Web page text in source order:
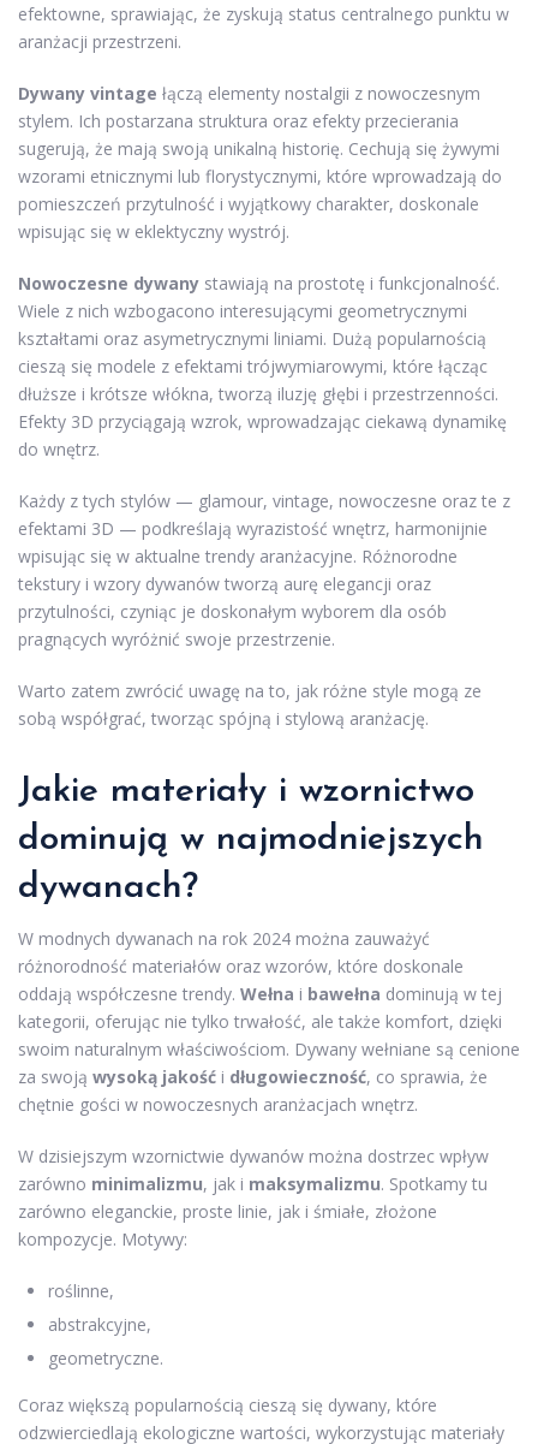
efektowne, sprawiając, że zyskują status centralnego punktu w
aranżacji przestrzeni.
Dywany vintage łączą elementy nostalgii z nowoczesnym
stylem. Ich postarzana struktura oraz efekty przecierania
sugerują, że mają swoją unikalną historię. Cechują się żywymi
wzorami etnicznymi lub florystycznymi, które wprowadzają do
pomieszczeń przytulność i wyjątkowy charakter, doskonale
wpisując się w eklektyczny wystrój.
Nowoczesne dywany stawiają na prostotę i funkcjonalność.
Wiele z nich wzbogacono interesującymi geometrycznymi
kształtami oraz asymetrycznymi liniami. Dużą popularnością
cieszą się modele z efektami trójwymiarowymi, które łącząc
dłuższe i krótsze włókna, tworzą iluzję głębi i przestrzenności.
Efekty 3D przyciągają wzrok, wprowadzając ciekawą dynamikę
do wnętrz.
Każdy z tych stylów — glamour, vintage, nowoczesne oraz te z
efektami 3D — podkreślają wyrazistość wnętrz, harmonijnie
wpisując się w aktualne trendy aranżacyjne. Różnorodne
tekstury i wzory dywanów tworzą aurę elegancji oraz
przytulności, czyniąc je doskonałym wyborem dla osób
pragnących wyróżnić swoje przestrzenie.
Warto zatem zwrócić uwagę na to, jak różne style mogą ze
sobą współgrać, tworząc spójną i stylową aranżację.
Jakie materiały i wzornictwo
dominują w najmodniejszych
dywanach?
W modnych dywanach na rok 2024 można zauważyć
różnorodność materiałów oraz wzorów, które doskonale
oddają współczesne trendy. Wełna i bawełna dominują w tej
kategorii, oferując nie tylko trwałość, ale także komfort, dzięki
swoim naturalnym właściwościom. Dywany wełniane są cenione
za swoją wysoką jakość i długowieczność, co sprawia, że
chętnie gości w nowoczesnych aranżacjach wnętrz.
W dzisiejszym wzornictwie dywanów można dostrzec wpływ
zarówno minimalizmu, jak i maksymalizmu. Spotkamy tu
zarówno eleganckie, proste linie, jak i śmiałe, złożone
kompozycje. Motywy:
roślinne,
abstrakcyjne,
geometryczne.
Coraz większą popularnością cieszą się dywany, które
odzwierciedlają ekologiczne wartości, wykorzystując materiały